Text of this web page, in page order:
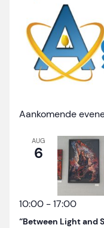
Aankomende
AUG
6
10:00 -17:00
“Between Light and